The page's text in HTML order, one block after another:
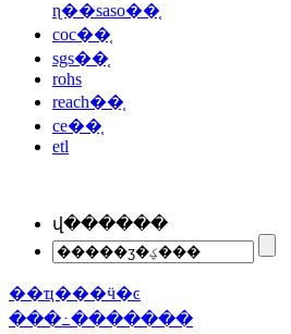
ɳ��saso��֤
coc��֤
sgs��֤
rohs
reach��֤
ce��֤
etl
վ������
��ҵ���ӵ�ͼ
���߸�������